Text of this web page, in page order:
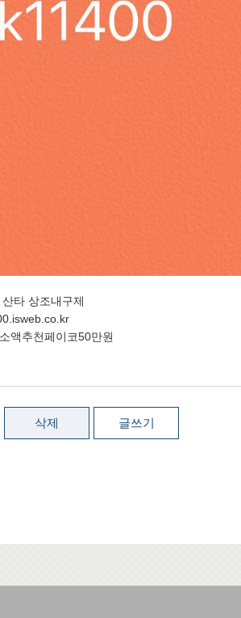
타 상조내구제
액추천페이코50만원
삭제 글쓰기